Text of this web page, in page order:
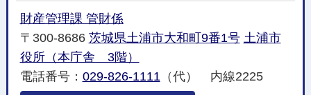
財産管理課 管財係
〒300-8686 茨城県土浦市大和町9番1号 土浦市
役所（本庁舎 3階）
電話番号： 029-826-1111（代） 内線2225